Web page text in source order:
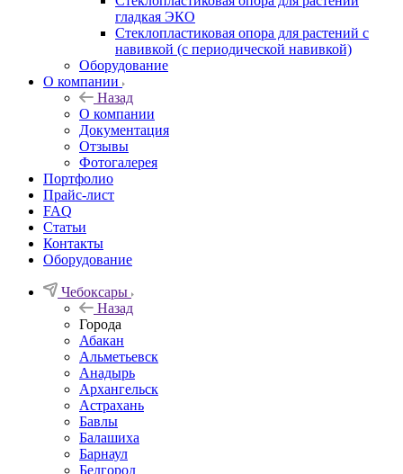
гладкая ЭКО
Стеклопластиковая опора для растений с
навивкой (с периодической навивкой)
Оборудование
О компании
Назад
О компании
Документация
Отзывы
Фотогалерея
Портфолио
Прайс-лист
FAQ
Статьи
Контакты
Оборудование
Чебоксары
Назад
Города
Абакан
Альметьевск
Анадырь
Архангельск
Астрахань
Бавлы
Балашиха
Барнаул
Белгород